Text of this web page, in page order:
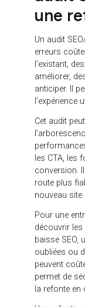
simple
par erreur.
Après la
surveiller
Google
Une
en ligne.
pendant et
Après une
suivre les
réel du
clé, mais il